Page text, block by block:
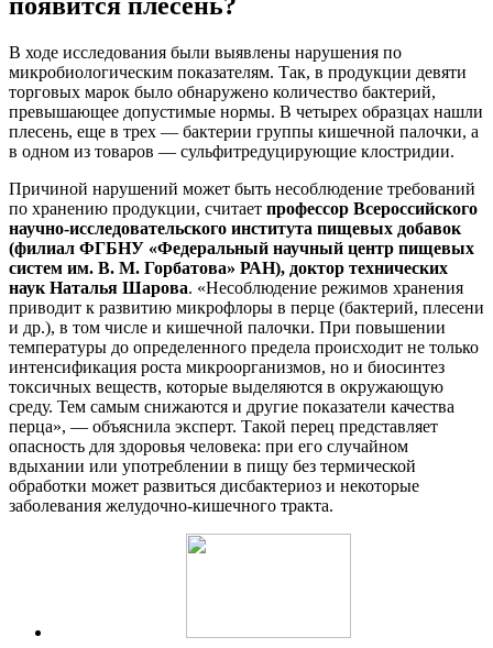
В ходе исследования были выявлены нарушения по
микробиологическим показателям. Так, в продукции девяти
торговых марок было обнаружено количество бактерий,
превышающее допустимые нормы. В четырех образцах нашли
плесень, еще в трех — бактерии группы кишечной палочки, а
в одном из товаров — сульфитредуцирующие клостридии.
Причиной нарушений может быть несоблюдение требований
по хранению продукции, считает профессор Всероссийского
научно-исследовательского института пищевых добавок
(филиал ФГБНУ «Федеральный научный центр пищевых
систем им. В. М. Горбатова» РАН), доктор технических
наук Наталья Шарова. «Несоблюдение режимов хранения
приводит к развитию микрофлоры в перце (бактерий, плесени
и др.), в том числе и кишечной палочки. При повышении
температуры до определенного предела происходит не только
интенсификация роста микроорганизмов, но и биосинтез
токсичных веществ, которые выделяются в окружающую
среду. Тем самым снижаются и другие показатели качества
перца», — объяснила эксперт. Такой перец представляет
опасность для здоровья человека: при его случайном
вдыхании или употреблении в пищу без термической
обработки может развиться дисбактериоз и некоторые
заболевания желудочно-кишечного тракта.